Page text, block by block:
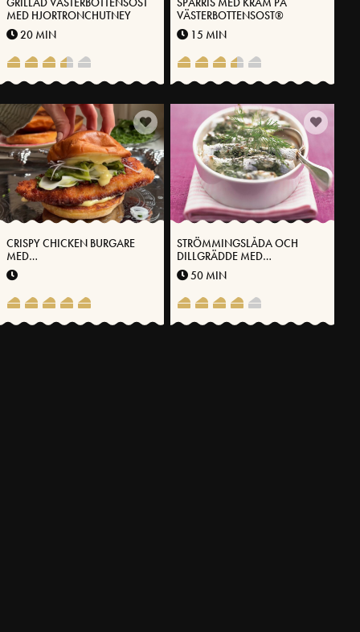
MED HJORTRONCHUTNEY
20 MIN
VÄSTERBOTTENSOST®
15 MIN
CRISPY CHICKEN BURGARE
MED
VÄSTERBOTTENSOSTKRÄM
STRÖMMINGSLÅDA OCH
DILLGRÄDDE MED
VÄSTERBOTTENSOST
50 MIN